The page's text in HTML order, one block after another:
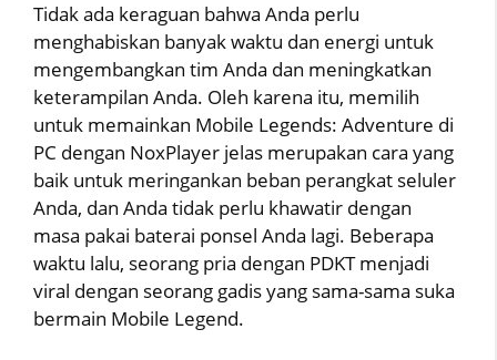
Tidak ada keraguan bahwa Anda perlu
menghabiskan banyak waktu dan energi untuk
mengembangkan tim Anda dan meningkatkan
keterampilan Anda. Oleh karena itu, memilih
untuk memainkan Mobile Legends: Adventure di
PC dengan NoxPlayer jelas merupakan cara yang
baik untuk meringankan beban perangkat seluler
Anda, dan Anda tidak perlu khawatir dengan
masa pakai baterai ponsel Anda lagi. Beberapa
waktu lalu, seorang pria dengan PDKT menjadi
viral dengan seorang gadis yang sama-sama suka
bermain Mobile Legend.